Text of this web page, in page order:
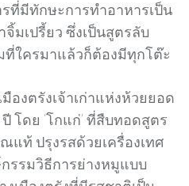
ที่มีทักษะการทำอาหารเป็น
มเปรี้ยว ซึ่งเป็นสูตรลับ
ที่ใครมาแล้วก็ต้องมีทุกโต๊ะ
องตรังเจ้าเก่าแห่งห้วยยอด
โดย ‘โกแก่’ ที่สืบทอดสูตร
แท้ ปรุงรสด้วยเครื่องเทศ
รรมวิธีการย่างหมูแบบ